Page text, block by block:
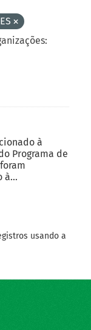
à
Programa de
à...
usando a